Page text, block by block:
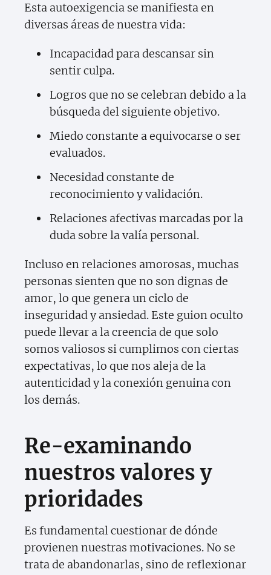
Esta autoexigencia se manifiesta en
diversas áreas de nuestra vida:
Incapacidad para descansar sin
sentir culpa.
Logros que no se celebran debido a la
búsqueda del siguiente objetivo.
Miedo constante a equivocarse o ser
evaluados.
Necesidad constante de
reconocimiento y validación.
Relaciones afectivas marcadas por la
duda sobre la valía personal.
Incluso en relaciones amorosas, muchas
personas sienten que no son dignas de
amor, lo que genera un ciclo de
inseguridad y ansiedad. Este guion oculto
puede llevar a la creencia de que solo
somos valiosos si cumplimos con ciertas
expectativas, lo que nos aleja de la
autenticidad y la conexión genuina con
los demás.
Re-examinando
nuestros valores y
prioridades
Es fundamental cuestionar de dónde
provienen nuestras motivaciones. No se
trata de abandonarlas, sino de reflexionar